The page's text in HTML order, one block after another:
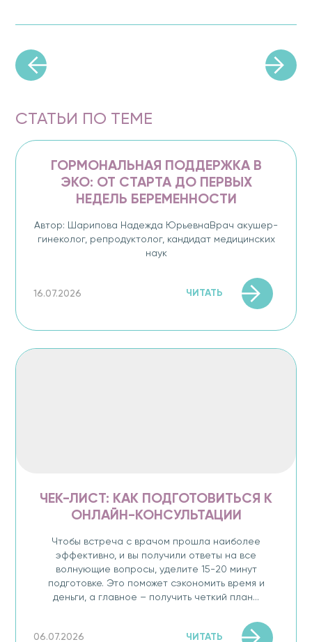
СТАТЬИ ПО ТЕМЕ
ГОРМОНАЛЬНАЯ ПОДДЕРЖКА В
ЭКО: ОТ СТАРТА ДО ПЕРВЫХ
НЕДЕЛЬ БЕРЕМЕННОСТИ
Автор: Шарипова Надежда ЮрьевнаВрач акушер-
гинеколог, репродуктолог, кандидат медицинских
наук
16.07.2026 ЧИТАТЬ
ЧЕК-ЛИСТ: КАК ПОДГОТОВИТЬСЯ К
ОНЛАЙН-КОНСУЛЬТАЦИИ
Чтобы встреча с врачом прошла наиболее
эффективно, и вы получили ответы на все
волнующие вопросы, уделите 15-20 минут
подготовке. Это поможет сэкономить время и
деньги, а главное – получить четкий план...
06.07.2026 ЧИТАТЬ